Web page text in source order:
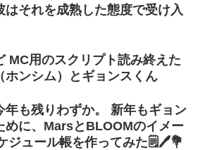
はそれを成熟した態度で受け入
MC用のスクリプト読み終えた
ホンシム）とギョンスくん
年も残りわずか。 新年もギョン
めに、MarsとBLOOMのイメー
ジュール帳を作ってみた🗒️🖊️💐